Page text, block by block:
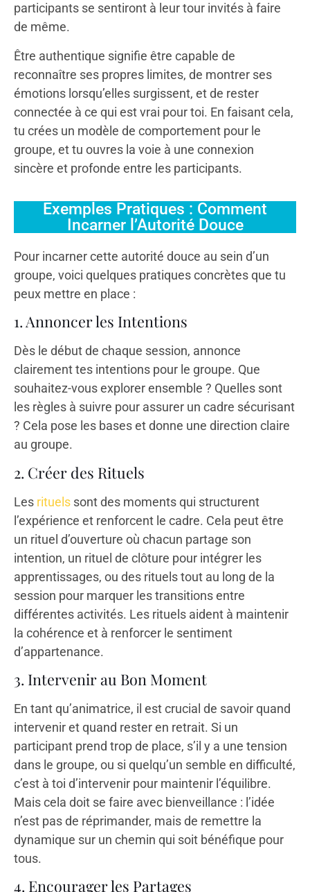
participants se sentiront à leur tour invités à faire
de même.
Être authentique signifie être capable de
reconnaître ses propres limites, de montrer ses
émotions lorsqu’elles surgissent, et de rester
connectée à ce qui est vrai pour toi. En faisant cela,
tu crées un modèle de comportement pour le
groupe, et tu ouvres la voie à une connexion
sincère et profonde entre les participants.
Exemples Pratiques : Comment
Incarner l’Autorité Douce
Pour incarner cette autorité douce au sein d’un
groupe, voici quelques pratiques concrètes que tu
peux mettre en place :
1. Annoncer les Intentions
Dès le début de chaque session, annonce
clairement tes intentions pour le groupe. Que
souhaitez-vous explorer ensemble ? Quelles sont
les règles à suivre pour assurer un cadre sécurisant
? Cela pose les bases et donne une direction claire
au groupe.
2. Créer des Rituels
Les rituels sont des moments qui structurent
l’expérience et renforcent le cadre. Cela peut être
un rituel d’ouverture où chacun partage son
intention, un rituel de clôture pour intégrer les
apprentissages, ou des rituels tout au long de la
session pour marquer les transitions entre
différentes activités. Les rituels aident à maintenir
la cohérence et à renforcer le sentiment
d’appartenance.
3. Intervenir au Bon Moment
En tant qu’animatrice, il est crucial de savoir quand
intervenir et quand rester en retrait. Si un
participant prend trop de place, s’il y a une tension
dans le groupe, ou si quelqu’un semble en difficulté,
c’est à toi d’intervenir pour maintenir l’équilibre.
Mais cela doit se faire avec bienveillance : l’idée
n’est pas de réprimander, mais de remettre la
dynamique sur un chemin qui soit bénéfique pour
tous.
4. Encourager les Partages